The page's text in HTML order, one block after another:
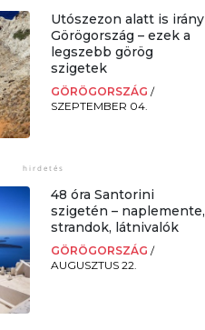
Utószezon alatt is irány
Görögország – ezek a
legszebb görög
szigetek
GÖRÖGORSZÁG/
SZEPTEMBER 04.
48 óra Santorini
szigetén – naplemente,
strandok, látnivalók
GÖRÖGORSZÁG/
AUGUSZTUS 22.